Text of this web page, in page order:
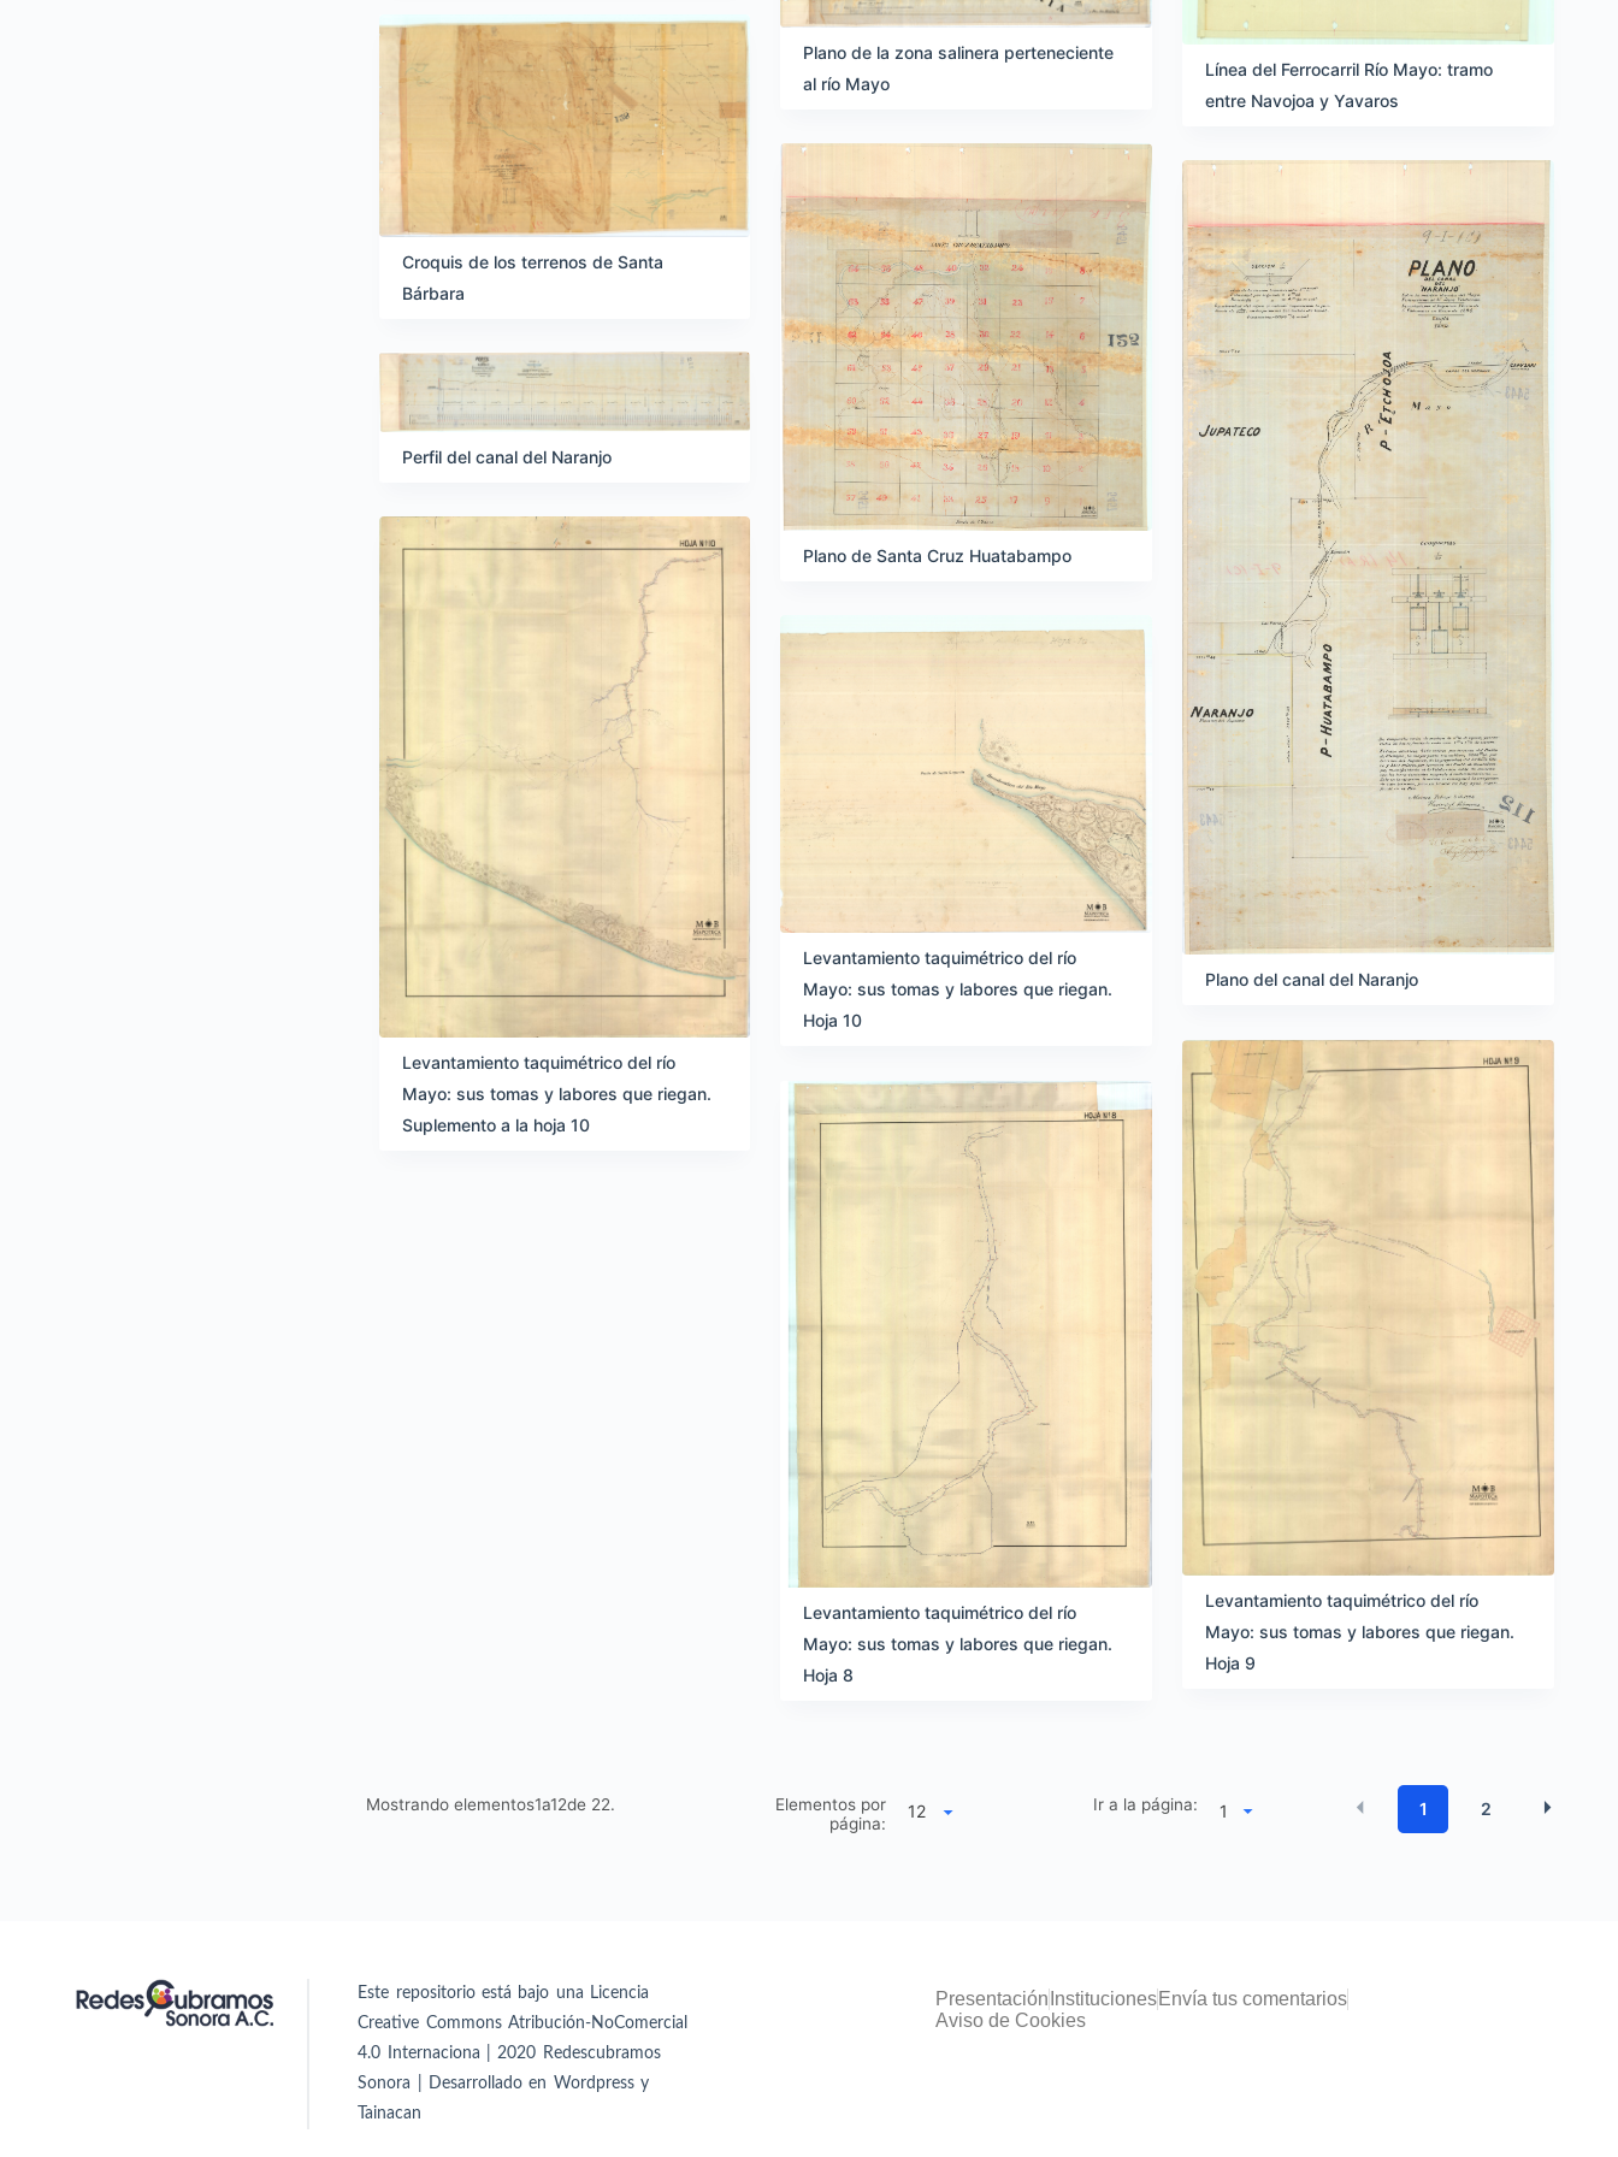
Línea del Ferrocarril Río Mayo: tramo
entre Navojoa y Yavaros
Plano de la zona salinera perteneciente
al río Mayo
Croquis de los terrenos de Santa
Bárbara
Plano de Santa Cruz Huatabampo
Plano del canal del Naranjo
Perfil del canal del Naranjo
Levantamiento taquimétrico del río
Mayo: sus tomas y labores que riegan.
Suplemento a la hoja 10
Levantamiento taquimétrico del río
Mayo: sus tomas y labores que riegan.
Hoja 10
Levantamiento taquimétrico del río
Mayo: sus tomas y labores que riegan.
Hoja 9
Levantamiento taquimétrico del río
Mayo: sus tomas y labores que riegan.
Hoja 8
Mostrando elementos1a12de 22.
Elementos por
página:
Ir a la página: 1 2
Este repositorio está bajo una Licencia
Creative Commons Atribución-NoComercial
4.0 Internaciona | 2020 Redescubramos
Sonora | Desarrollado en Wordpress y
Tainacan
Presentación InstitucionesEnvía tus comentarios
Aviso de Cookies